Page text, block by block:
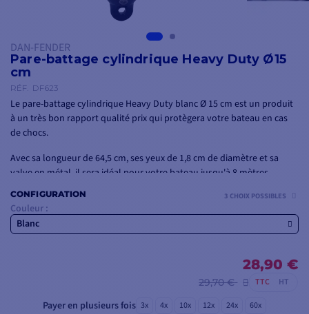
DAN-FENDER
Pare-battage cylindrique Heavy Duty Ø15
cm
RÉF. DF623
Le pare-battage cylindrique Heavy Duty blanc Ø 15 cm est un produit
à un très bon rapport qualité prix qui protègera votre bateau en cas
de chocs.
Avec sa longueur de 64,5 cm, ses yeux de 1,8 cm de diamètre et sa
valve en métal, il sera idéal pour votre bateau jusqu'à 8 mètres.
CONFIGURATION
Couleur :
Blanc
3 CHOIX POSSIBLES
28,90 €
29,70 € TTC HT
Payer en plusieurs fois 3x 4x 10x 12x 24x 60x